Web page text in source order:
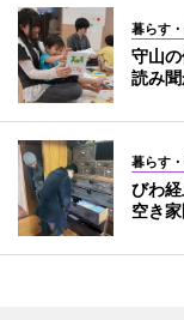
暮らす
守山
読み
暮らす
びわ
空き